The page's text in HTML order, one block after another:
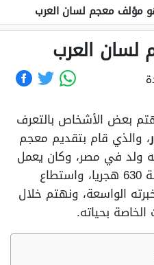
مؤلف معجم لسان العرب
العرب
بعض الأشخاص بالتعرف
، والذي قام بتقديم معجم
ولد في مصر، وكان يعمل
داخلها وكانت ولادته في سنة 630 هجريا، واستطاع
الواسعة، ونهتم خلال
بحياته.